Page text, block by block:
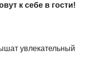
к себе в гости!
увлекательный